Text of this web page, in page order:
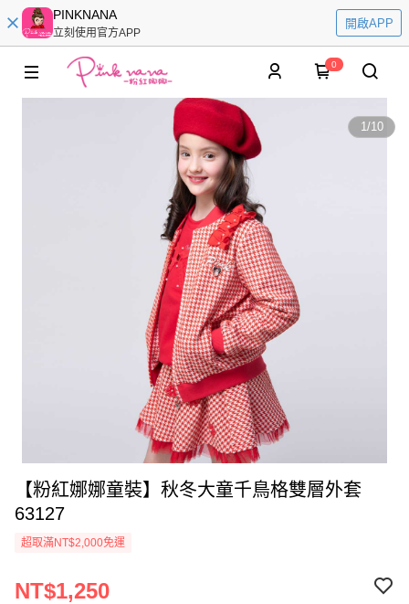
PINKNANA
立刻使用官方APP
開啟APP
0
1/10
【粉紅娜娜童裝】秋冬大童千鳥格雙層外套
63127
超取滿NT$2,000免運
NT$1,250